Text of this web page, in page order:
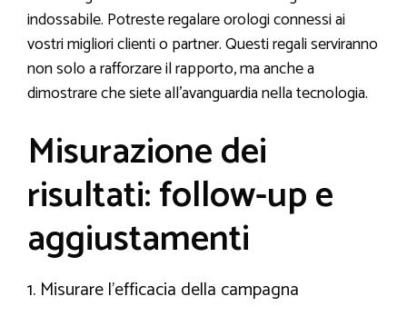
indossabile. Potreste regalare orologi connessi ai
vostri migliori clienti o partner. Questi regali serviranno
non solo a rafforzare il rapporto, ma anche a
dimostrare che siete all’avanguardia nella tecnologia.
Misurazione dei
risultati: follow-up e
aggiustamenti
1. Misurare l’efficacia della campagna